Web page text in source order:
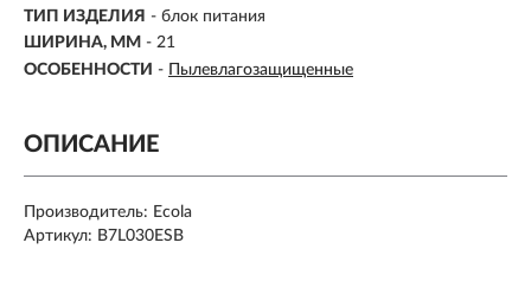
ТИП ИЗДЕЛИЯ - блок питания
ШИРИНА, ММ - 21
ОСОБЕННОСТИ - Пылевлагозащищенные
ОПИСАНИЕ
Производитель: Ecola
Артикул: B7L030ESB